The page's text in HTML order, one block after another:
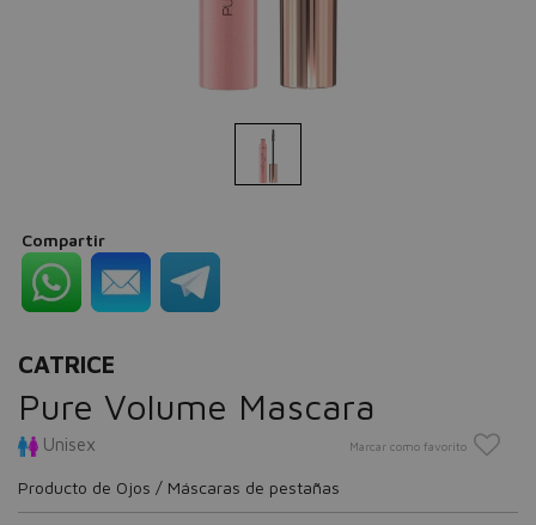
Compartir
CATRICE
Pure Volume Mascara
Unisex Marcar como favorito
Producto de Ojos / Máscaras de pestañas